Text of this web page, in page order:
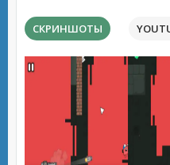
СКРИНШОТЫ